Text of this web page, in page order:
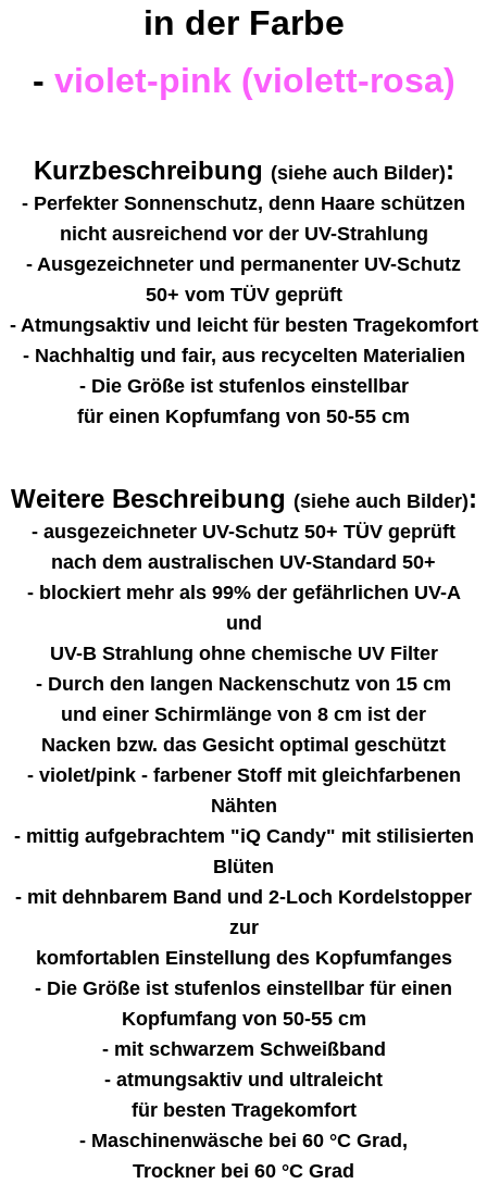
in der Farbe
- violet-pink (violett-rosa)
Kurzbeschreibung (siehe auch Bilder):
- Perfekter Sonnenschutz, denn Haare schützen
nicht ausreichend vor der UV-Strahlung
- Ausgezeichneter und permanenter UV-Schutz
50+ vom TÜV geprüft
- Atmungsaktiv und leicht für besten Tragekomfort
- Nachhaltig und fair, aus recycelten Materialien
- Die Größe ist stufenlos einstellbar
für einen Kopfumfang von 50-55 cm
Weitere Beschreibung (siehe auch Bilder):
- ausgezeichneter UV-Schutz 50+ TÜV geprüft
nach dem australischen UV-Standard 50+
- blockiert mehr als 99% der gefährlichen UV-A
und
UV-B Strahlung ohne chemische UV Filter
- Durch den langen Nackenschutz von 15 cm
und einer Schirmlänge von 8 cm ist der
Nacken bzw. das Gesicht optimal geschützt
- violet/pink - farbener Stoff mit gleichfarbenen
Nähten
- mittig aufgebrachtem "iQ Candy" mit stilisierten
Blüten
- mit dehnbarem Band und 2-Loch Kordelstopper
zur
komfortablen Einstellung des Kopfumfanges
- Die Größe ist stufenlos einstellbar für einen
Kopfumfang von 50-55 cm
- mit schwarzem Schweißband
- atmungsaktiv und ultraleicht
für besten Tragekomfort
- Maschinenwäsche bei 60 °C Grad,
Trockner bei 60 °C Grad